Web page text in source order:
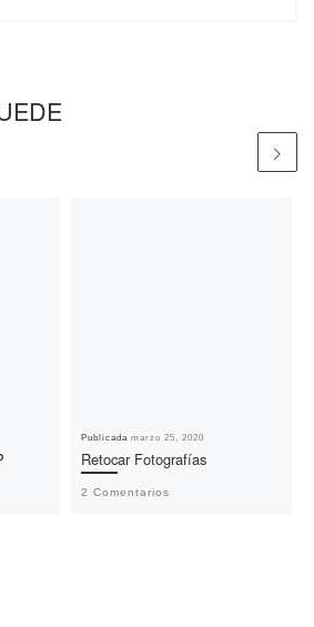
Publicadamarzo 25, 2020
Retocar Fotografías
2 Comentarios